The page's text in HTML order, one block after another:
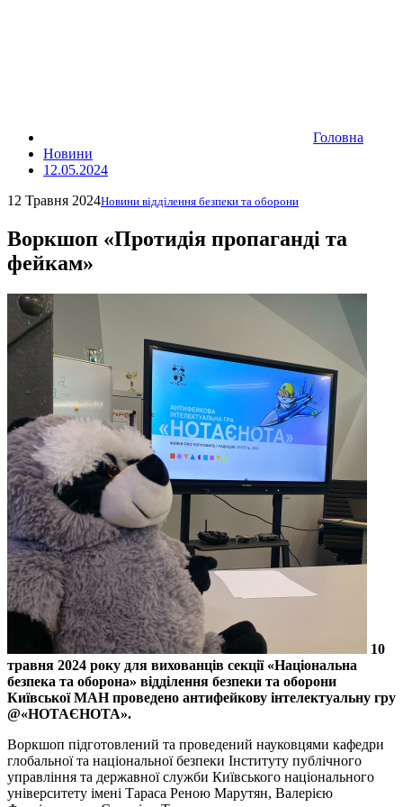
Головна
Новини
12.05.2024
12 Травня 2024Новини відділення безпеки та оборони
Воркшоп «Протидія пропаганді та
фейкам»
10
травня 2024 року для вихованців секції «Національна
безпека та оборона» відділення безпеки та оборони
Київської МАН проведено антифейкову інтелектуальну гру
@«НОТАЄНОТА».
Воркшоп підготовлений та проведений науковцями кафедри
глобальної та національної безпеки Інституту публічного
управління та державної служби Київського національного
університету імені Тараса Реною Марутян, Валерією